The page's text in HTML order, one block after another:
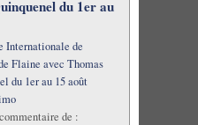
du 1er au
Internationale de
Flaine avec Thomas
du 1er au 15 août
de :